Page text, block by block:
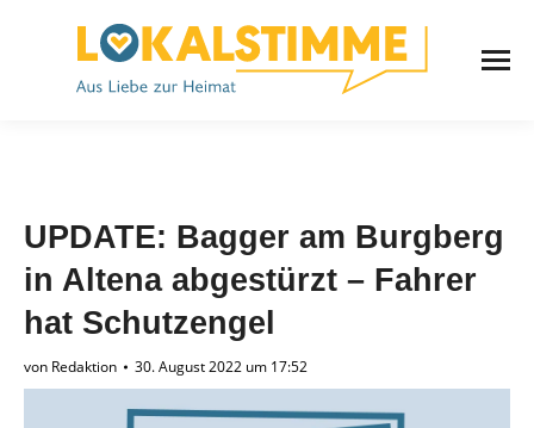
UPDATE: Bagger am Burgberg
in Altena abgestürzt – Fahrer
hat Schutzengel
von Redaktion 30. August 2022 um 17:52